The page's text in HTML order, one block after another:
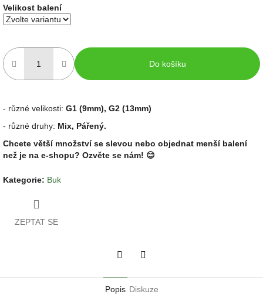
Velikost balení
Do košíku
- různé velikosti: G1 (9mm), G2 (13mm)
- různé druhy: Mix, Pářený.
Chcete větší množství se slevou nebo objednat menší balení
než je na e-shopu? Ozvěte se nám! 😊
Kategorie: Buk
ZEPTAT SE
Popis Diskuze